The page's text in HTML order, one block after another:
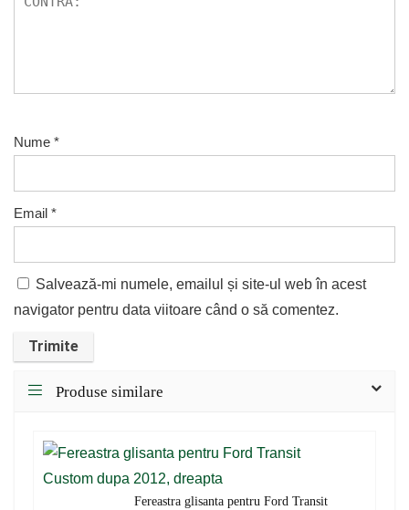
Nume *
Email *
Salvează-mi numele, emailul și site-ul web în acest
navigator pentru data viitoare când o să comentez.
Produse similare
Fereastra glisanta pentru Ford Transit